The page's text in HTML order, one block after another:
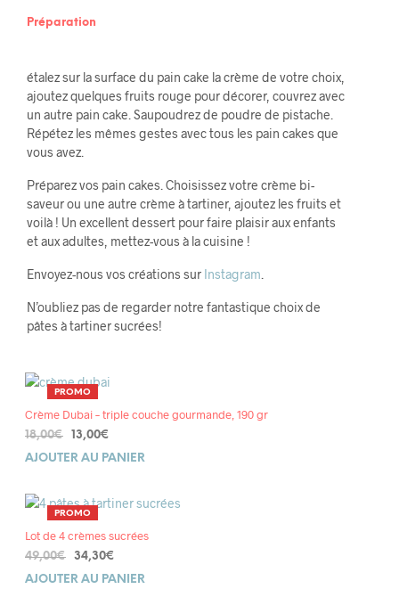
Préparation
étalez sur la surface du pain cake la crème de votre choix,
ajoutez quelques fruits rouge pour décorer, couvrez avec
un autre pain cake. Saupoudrez de poudre de pistache.
Répétez les mêmes gestes avec tous les pain cakes que
vous avez.
Préparez vos pain cakes. Choisissez votre crème bi-
saveur ou une autre crème à tartiner, ajoutez les fruits et
voilà ! Un excellent dessert pour faire plaisir aux enfants
et aux adultes, mettez-vous à la cuisine !
Envoyez-nous vos créations sur Instagram
N’oubliez pas de regarder notre fantastique choix de
pâtes à tartiner sucrées!
PROMOPRODUIT
PROMOTION
Crème Dubai – triple couche gourmande, 190 gr
18,00€
Le
prix
18,00€.
13,00€
prix
13,00€.
AJOUTER AU PANIER
PROMOPRODUIT
PROMOTION
Lot de 4 crèmes sucrées
49,00€
Le
prix
34,30€
prix
AJOUTER AU PANIER